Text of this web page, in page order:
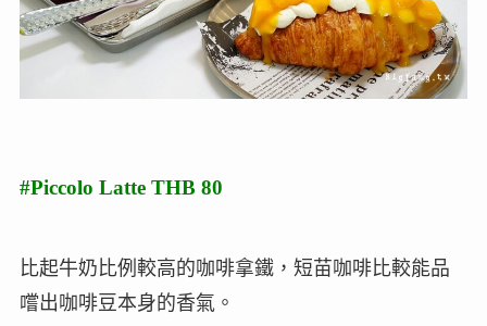
#Piccolo Latte THB 80
比起牛奶比例較高的咖啡拿鐵，短苗咖啡比較能品
嚐出咖啡豆本身的香氣。